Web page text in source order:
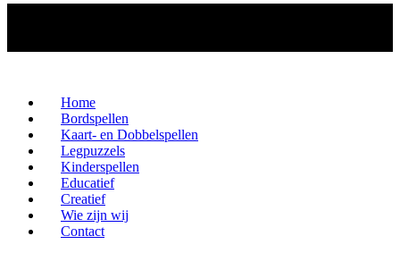
Home
Bordspellen
Kaart- en Dobbelspellen
Legpuzzels
Kinderspellen
Educatief
Creatief
Wie zijn wij
Contact